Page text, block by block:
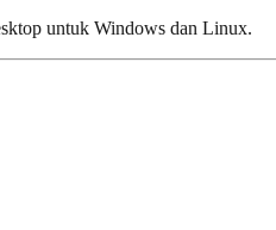
untuk Windows dan Linux.